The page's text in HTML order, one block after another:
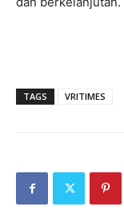
TAGS VRITIMES